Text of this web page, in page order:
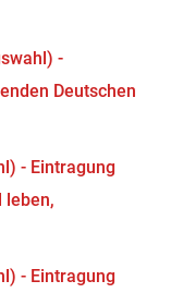
-
Deutschen
- Eintragung
leben,
- Eintragung